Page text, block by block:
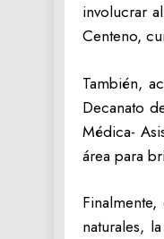
involucrar
Centeno,
También,
Decanato
Médica-
área para
naturales,